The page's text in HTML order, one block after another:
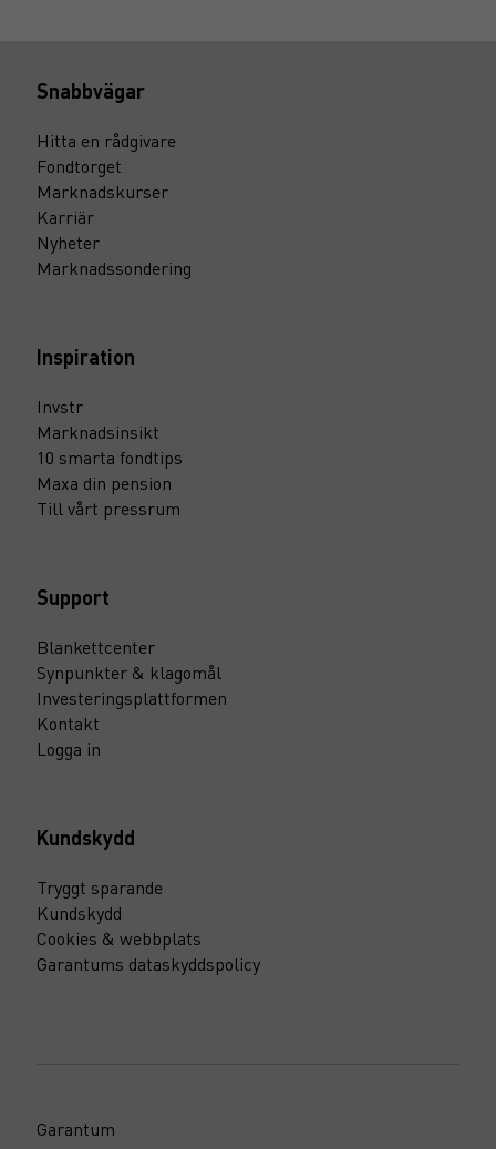
Snabbvägar
Hitta en rådgivare
Fondtorget
Marknadskurser
Karriär
Nyheter
Marknadssondering
Inspiration
Invstr
Marknadsinsikt
10 smarta fondtips
Maxa din pension
Till vårt pressrum
Support
Blankettcenter
Synpunkter & klagomål
Investeringsplattformen
Kontakt
Logga in
Kundskydd
Tryggt sparande
Kundskydd
Cookies & webbplats
Garantums dataskyddspolicy
Garantum